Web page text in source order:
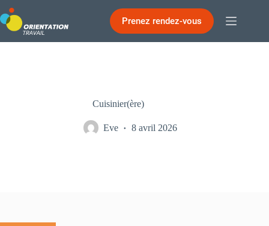
au
contenu
Prenez rendez-vous
Cuisinier(ère)
Eve 8 avril 2026